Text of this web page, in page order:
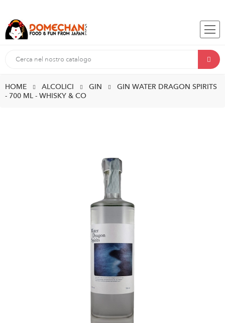
HOME ALCOLICI GIN
GIN WATER DRAGON SPIRITS
- 700 ML - WHISKY & CO